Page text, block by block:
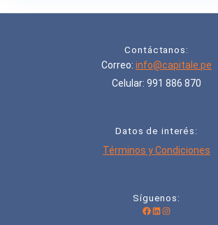
Contáctanos:
Correo: info@capitale.pe
Celular: 991 886 870
Datos de interés:
Términos y Condiciones
Síguenos:
Facebook
LinkedIn
Instagram